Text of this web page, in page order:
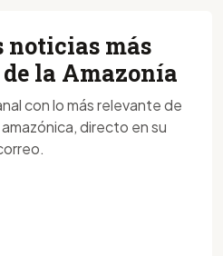
noticias más
la Amazonía
con lo más relevante de
directo en su